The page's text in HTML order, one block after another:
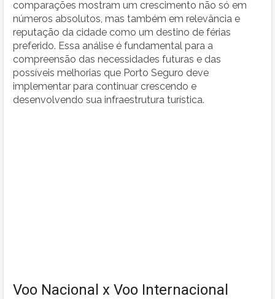
comparações mostram um crescimento não só em
números absolutos, mas também em relevância e
reputação da cidade como um destino de férias
preferido. Essa análise é fundamental para a
compreensão das necessidades futuras e das
possíveis melhorias que Porto Seguro deve
implementar para continuar crescendo e
desenvolvendo sua infraestrutura turística.
Voo Nacional x Voo Internacional